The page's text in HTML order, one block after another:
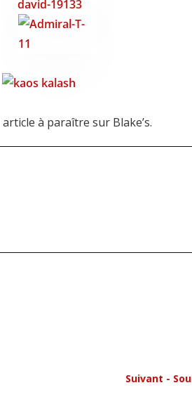
à paraître sur Blake’s.
Suivant -